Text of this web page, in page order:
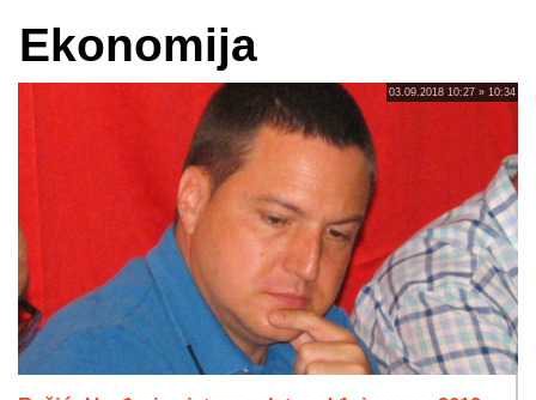
Ekonomija
03.09.2018 10:27 » 10:34